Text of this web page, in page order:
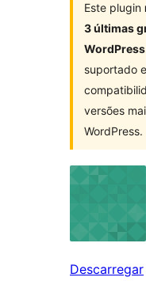
Este plugin
3 últimas
WordPress
suportado
versões
WordPress.
Descarregar